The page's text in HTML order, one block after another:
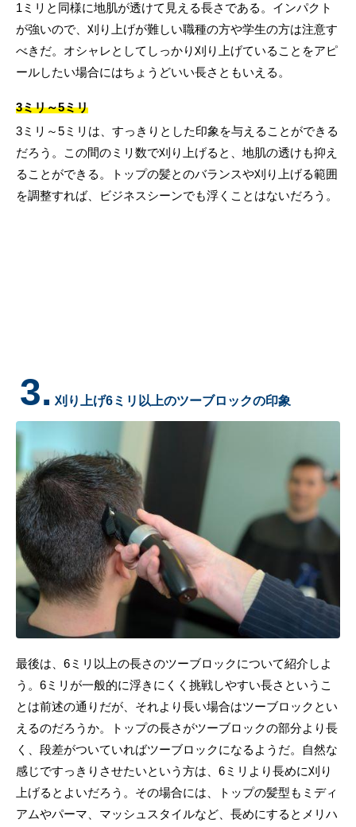
1ミリと同様に地肌が透けて見える長さである。インパクト
が強いので、刈り上げが難しい職種の方や学生の方は注意す
べきだ。オシャレとしてしっかり刈り上げていることをアピ
ールしたい場合にはちょうどいい長さともいえる。
3ミリ～5ミリ
3ミリ～5ミリは、すっきりとした印象を与えることができる
だろう。この間のミリ数で刈り上げると、地肌の透けも抑え
ることができる。トップの髪とのバランスや刈り上げる範囲
を調整すれば、ビジネスシーンでも浮くことはないだろう。
3. 刈り上げ6ミリ以上のツーブロックの印象
最後は、6ミリ以上の長さのツーブロックについて紹介しよ
う。6ミリが一般的に浮きにくく挑戦しやすい長さというこ
とは前述の通りだが、それより長い場合はツーブロックとい
えるのだろうか。トップの長さがツーブロックの部分より長
く、段差がついていればツーブロックになるようだ。自然な
感じですっきりさせたいという方は、6ミリより長めに刈り
上げるとよいだろう。その場合には、トップの髪型もミディ
アムやパーマ、マッシュスタイルなど、長めにするとメリハ